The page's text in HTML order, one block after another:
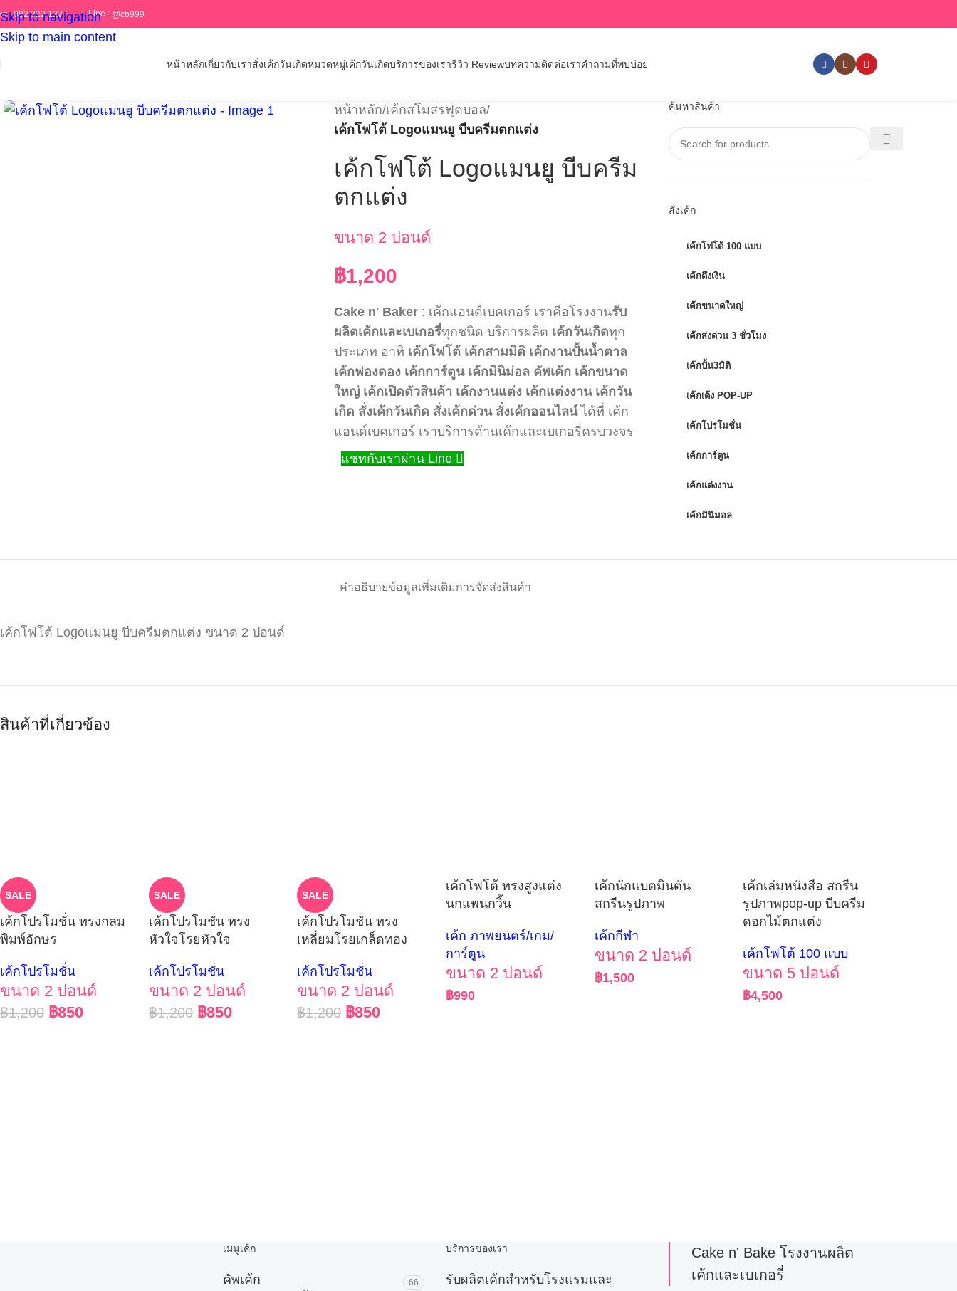
Skip to navigation
Skip to main content
ร : 082 322 1227 Line : @cb999
หน้าหลักเกี่ยวกับเราสั่งเค้กวันเกิดหมวดหมู่เค้กวันเกิดบริการของเรารีวิว Reviewบทความติดต่อเราคำถามที่พบบ่อย
หน้าหลัก/เค้กสโมสรฟุตบอล/
เค้กโฟโต้ Logoแมนยู บีบครีมตกแต่ง
เค้กโฟโต้ Logoแมนยู บีบครีม
ตกแต่ง
ขนาด 2 ปอนด์
฿1,200
Cake n' Baker : เค้กแอนด์เบคเกอร์ เราคือโรงงานรับ
ผลิตเค้กและเบเกอรี่ทุกชนิด บริการผลิต เค้กวันเกิดทุก
ประเภท อาทิ เค้กโฟโต้ เค้กสามมิติ เค้กงานปั้นน้ำตาล
เค้กฟองดอง เค้กการ์ตูน เค้กมินิม่อล คัพเค้ก เค้กขนาด
ใหญ่ เค้กเปิดตัวสินค้า เค้กงานแต่ง เค้กแต่งงาน เค้กวัน
เกิด สั่งเค้กวันเกิด สั่งเค้กด่วน สั่งเค้กออนไลน์ได้ที่ เค้ก
แอนด์เบคเกอร์ เราบริการด้านเค้กและเบเกอรี่ครบวงจร
แชทกับเราผ่าน Line
ค้นหาสินค้า
สั่งเค้ก
เค้กโฟโต้ 100 แบบ
เค้กดึงเงิน
เค้กขนาดใหญ่
เค้กส่งด่วน 3 ชั่วโมง
เค้กปั้น3มิติ
เค้กเด้ง POP-UP
เค้กโปรโมชั่น
เค้กการ์ตูน
เค้กแต่งงาน
เค้กมินิมอล
คำอธิบายข้อมูลเพิ่มเติมการจัดส่งสินค้า
เค้กโฟโต้ Logoแมนยู บีบครีมตกแต่ง ขนาด 2 ปอนด์
สินค้าที่เกี่ยวข้อง
SALE
เค้กโปรโมชั่น ทรงกลม
พิมพ์อักษร
เค้กโปรโมชั่น
ขนาด 2 ปอนด์
฿1,200 ฿850
SALE
เค้กโปรโมชั่น ทรง
หัวใจโรยหัวใจ
เค้กโปรโมชั่น
ขนาด 2 ปอนด์
฿1,200 ฿850
SALE
เค้กโปรโมชั่น ทรง
เหลี่ยมโรยเกล็ดทอง
เค้กโปรโมชั่น
ขนาด 2 ปอนด์
฿1,200 ฿850
เค้กโฟโต้ ทรงสูงแต่ง
นกแพนกวิ้น
เค้ก ภาพยนตร์/เกม/
การ์ตูน
ขนาด 2 ปอนด์
฿990
เค้กนักแบตมินตัน
สกรีนรูปภาพ
เค้กกีฬา
ขนาด 2 ปอนด์
฿1,500
เค้กเล่มหนังสือ สกรีน
รูปภาพpop-up บีบครีม
ดอกไม้ตกแต่ง
เค้กโฟโต้ 100 แบบ
ขนาด 5 ปอนด์
฿4,500
เมนูเค้ก
คัพเค้ก 66
บริการของเรา
รับผลิตเค้กสำหรับโรงแรมและ
Cake n' Bake โรงงานผลิต
เค้กและเบเกอรี่